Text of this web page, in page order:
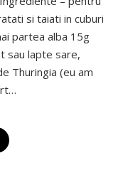
si taiati in cuburi
partea alba 15g
sau lapte sare,
Thuringia (eu am